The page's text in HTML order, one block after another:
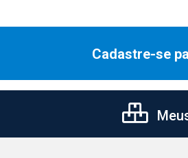
Cadastre-se